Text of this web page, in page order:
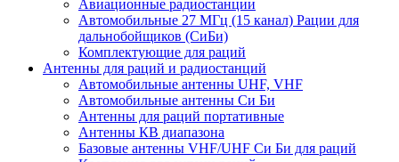
Авиационные радиостанции
Автомобильные 27 МГц (15 канал) Рации для
дальнобойщиков (СиБи)
Комплектующие для раций
Антенны для раций и радиостанций
Автомобильные антенны UHF, VHF
Автомобильные антенны Си Би
Антенны для раций портативные
Антенны КВ диапазона
Базовые антенны VHF/UHF Си Би для раций